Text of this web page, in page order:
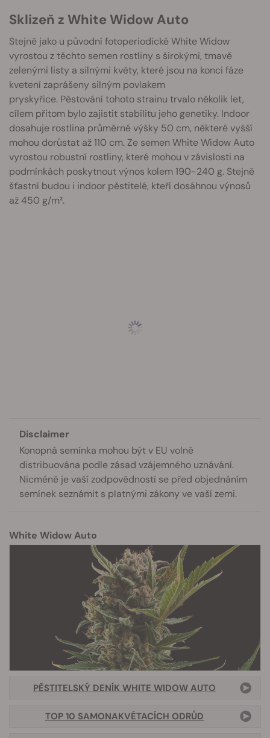
Sklizeň z White Widow Auto
Stejně jako u původní fotoperiodické White Widow
vyrostou z těchto semen rostliny s širokými, tmavě
zelenými listy a silnými květy, které jsou na konci fáze
kvetení zaprášeny silným povlakem
pryskyřice. Pěstování tohoto strainu trvalo několik let,
cílem přitom bylo zajistit stabilitu jeho genetiky. Indoor
dosahuje rostlina průměrné výšky 50 cm, některé vyšší
mohou dorůstat až 110 cm. Ze semen White Widow Auto
vyrostou robustní rostliny, které mohou v závislosti na
podmínkách poskytnout výnos kolem 190-240 g. Stejně
šťastní budou i indoor pěstitelé, kteří dosáhnou výnosů
až 450 g/m².
Disclaimer
Konopná semínka mohou být v EU volně
distribuována podle zásad vzájemného uznávání.
Nicméně je vaší zodpovědností se před objednáním
semínek seznámit s platnými zákony ve vaší zemi.
White Widow Auto
PĚSTITELSKÝ DENÍK WHITE WIDOW AUTO
TOP 10 SAMONAKVÉTACÍCH ODRŮD